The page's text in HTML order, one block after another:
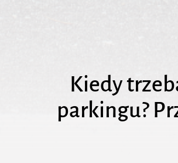
Kiedy
parkingu?